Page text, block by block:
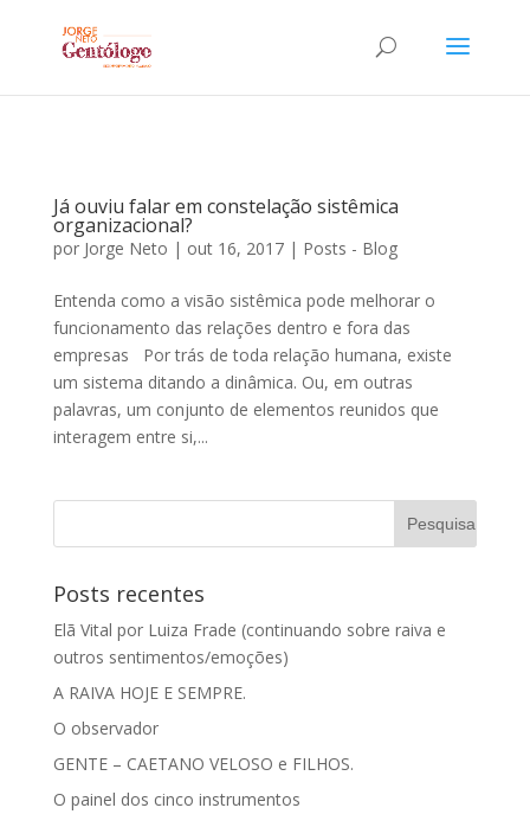
Já ouviu falar em constelação sistêmica
organizacional?
por Jorge Neto | out 16, 2017| Posts - Blog
Entenda como a visão sistêmica pode melhorar o
funcionamento das relações dentro e fora das
empresas Por trás de toda relação humana, existe
um sistema ditando a dinâmica. Ou, em outras
palavras, um conjunto de elementos reunidos que
interagem entre si,...
Posts recentes
Elã Vital por Luiza Frade (continuando sobre raiva e
outros sentimentos/emoções)
A RAIVA HOJE E SEMPRE.
O observador
GENTE – CAETANO VELOSO e FILHOS.
O painel dos cinco instrumentos